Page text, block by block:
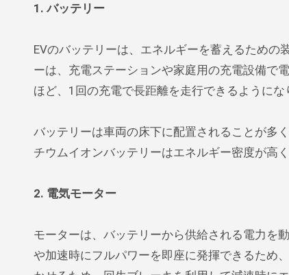
1. バッテリー
EVのバッテリーは、エネルギーを蓄えるための
ーは、充電ステーションや家庭用の充電設備で
ほど、1回の充電で長距離を走行できるようにな
バッテリーは車両の床下に配置されることが多
チウムイオンバッテリーはエネルギー密度が高
2. 電気モーター
モーターは、バッテリーから供給される電力を
や加速時にフルパワーを即座に発揮できるため